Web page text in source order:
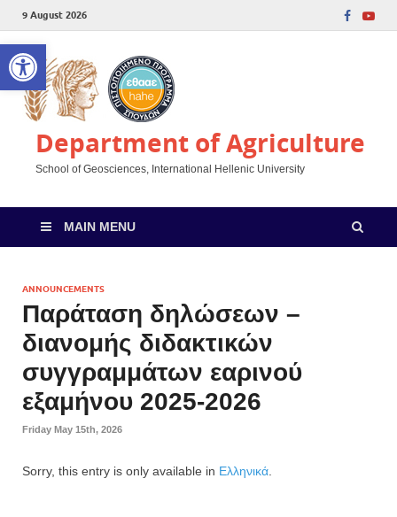
Open toolbar
9 August 2026
Department of Agriculture
School of Geosciences, International Hellenic University
MAIN MENU
ANNOUNCEMENTS
Παράταση δηλώσεων –
διανομής διδακτικών
συγγραμμάτων εαρινού
εξαμήνου 2025-2026
Friday May 15th, 2026
Sorry, this entry is only available in Ελληνικά